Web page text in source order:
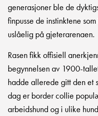
generasjoner ble de
finpusse de instinktene
uslåelig på gjeterarenaen.
Rasen fikk offisiell
begynnelsen av 1900-
hadde allerede gitt den et
dag er border collie
arbeidshund og i ulike